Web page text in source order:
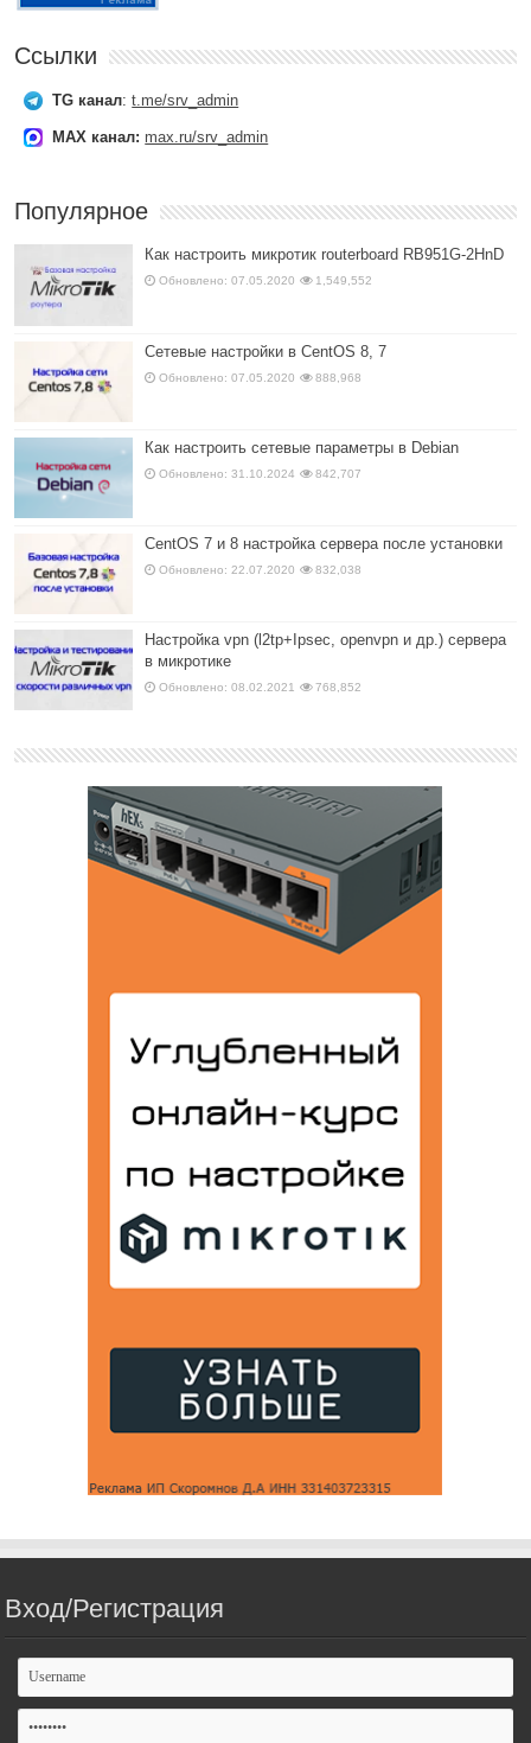
Ссылки
TG канал:t.me/srv_admin
MAX канал: max.ru/srv_admin
Популярное
Как настроить микротик routerboard RB951G-2HnD
Обновлено: 07.05.2020 1,549,552
Сетевые настройки в CentOS 8, 7
Обновлено: 07.05.2020 888,968
Как настроить сетевые параметры в Debian
Обновлено: 31.10.2024 842,707
CentOS 7 и 8 настройка сервера после установки
Обновлено: 22.07.2020 832,038
Настройка vpn (l2tp+Ipsec, openvpn и др.) сервера
в микротике
Обновлено: 08.02.2021 768,852
Вход/Регистрация